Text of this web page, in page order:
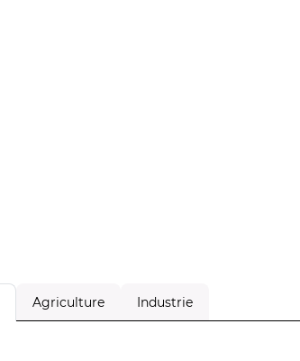
Agriculture Industrie